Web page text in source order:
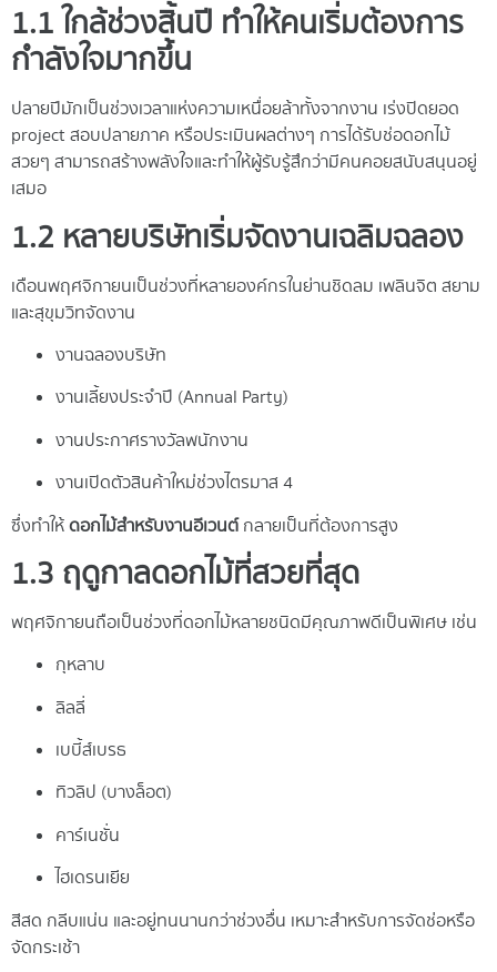
1.1 ใกล้ช่วงสิ้นปี ทำให้คนเริ่มต้องการ
กำลังใจมากขึ้น
ปลายปีมักเป็นช่วงเวลาแห่งความเหนื่อยล้าทั้งจากงาน เร่งปิดยอด
project สอบปลายภาค หรือประเมินผลต่างๆ การได้รับช่อดอกไม้
สวยๆ สามารถสร้างพลังใจและทำให้ผู้รับรู้สึกว่ามีคนคอยสนับสนุนอยู่
เสมอ
1.2 หลายบริษัทเริ่มจัดงานเฉลิมฉลอง
เดือนพฤศจิกายนเป็นช่วงที่หลายองค์กรในย่านชิดลม เพลินจิต สยาม
และสุขุมวิทจัดงาน
งานฉลองบริษัท
งานเลี้ยงประจำปี (Annual Party)
งานประกาศรางวัลพนักงาน
งานเปิดตัวสินค้าใหม่ช่วงไตรมาส 4
ซึ่งทำให้ดอกไม้สำหรับงานอีเวนต์กลายเป็นที่ต้องการสูง
1.3 ฤดูกาลดอกไม้ที่สวยที่สุด
พฤศจิกายนถือเป็นช่วงที่ดอกไม้หลายชนิดมีคุณภาพดีเป็นพิเศษ เช่น
กุหลาบ
ลิลลี่
เบบี้ส์เบรธ
ทิวลิป (บางล็อต)
คาร์เนชั่น
ไฮเดรนเยีย
สีสด กลีบแน่น และอยู่ทนนานกว่าช่วงอื่น เหมาะสำหรับการจัดช่อหรือ
จัดกระเช้า